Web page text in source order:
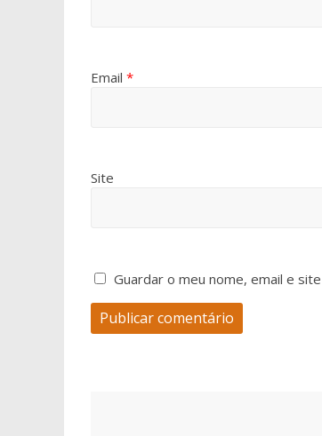
Email *
Site
Guardar o meu nome, email e